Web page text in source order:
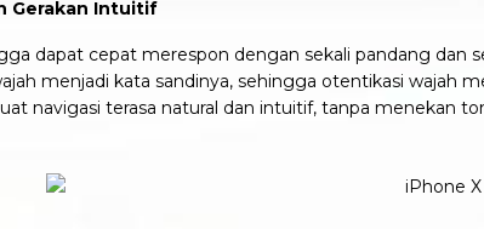
Gerakan Intuitif
dapat cepat merespon dengan sekali pandang
menjadi kata sandinya, sehingga otentikasi wajah
navigasi terasa natural dan intuitif, tanpa menekan